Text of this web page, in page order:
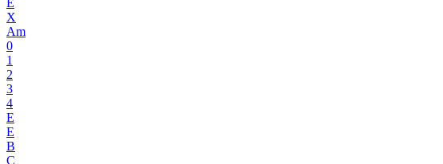
X
Am
0
1
2
3
4
E
E
B
C